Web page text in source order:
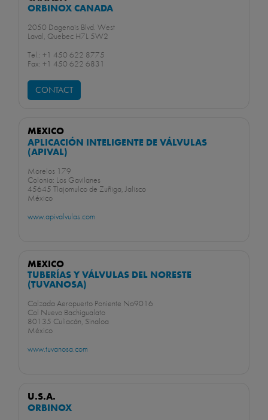
ORBINOX CANADA
2050 Dagenais Blvd. West
Laval, Quebec H7L 5W2
Tel.: +1 450 622 8775
Fax: +1 450 622 6831
CONTACT
MEXICO
APLICACIÓN INTELIGENTE DE VÁLVULAS
(APIVAL)
Morelos 179
Colonia: Los Gavilanes
45645 Tlajomulco de Zuñiga, Jalisco
México
www.apivalvulas.com
MEXICO
TUBERÍAS Y VÁLVULAS DEL NORESTE
(TUVANOSA)
Calzada Aeropuerto Poniente No9016
Col Nuevo Bachigualato
80135 Culiacán, Sinaloa
México
www.tuvanosa.com
U.S.A.
ORBINOX